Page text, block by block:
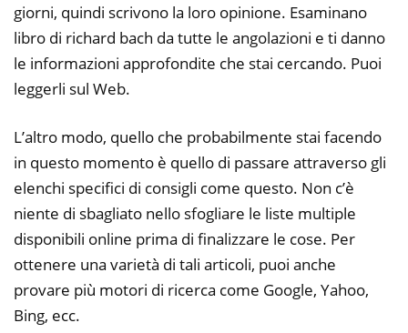
giorni, quindi scrivono la loro opinione. Esaminano
libro di richard bach da tutte le angolazioni e ti danno
le informazioni approfondite che stai cercando. Puoi
leggerli sul Web.
L’altro modo, quello che probabilmente stai facendo
in questo momento è quello di passare attraverso gli
elenchi specifici di consigli come questo. Non c’è
niente di sbagliato nello sfogliare le liste multiple
disponibili online prima di finalizzare le cose. Per
ottenere una varietà di tali articoli, puoi anche
provare più motori di ricerca come Google, Yahoo,
Bing, ecc.